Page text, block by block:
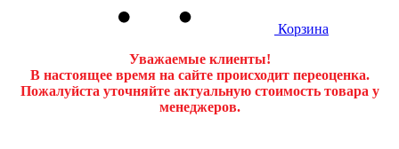
Корзина
Уважаемые клиенты!
В настоящее время на сайте происходит переоценка.
Пожалуйста уточняйте актуальную стоимость товара у
менеджеров.